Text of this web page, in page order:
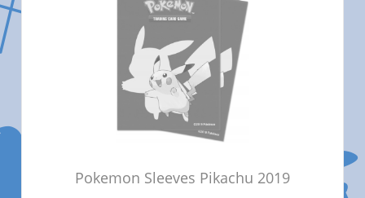
Pokemon Sleeves Pikachu 2019